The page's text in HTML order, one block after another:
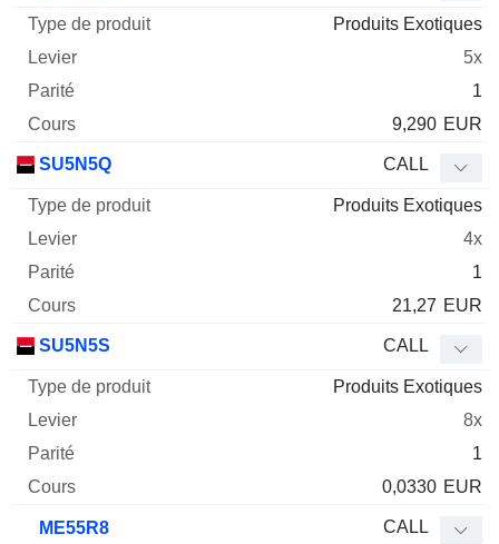
Produits Exotiques
5x
1
9,290 EUR
SU5N5Q CALL
Produits Exotiques
4x
1
21,27 EUR
SU5N5S CALL
Produits Exotiques
8x
1
0,0330 EUR
ME55R8 CALL